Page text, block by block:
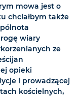
mowa jest o
chciałbym także
wiary
ze
opieki
i prowadzącej
kościelnych,